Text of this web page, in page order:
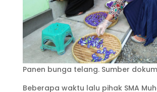
Panen bunga telang. Sumber
Beberapa waktu lalu pihak SMA